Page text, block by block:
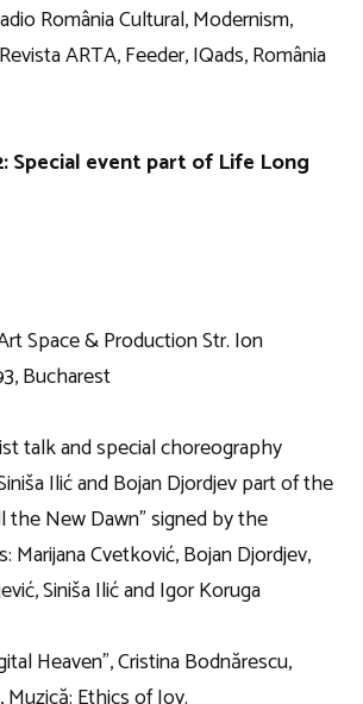
România Cultural, Modernism,
ARTA, Feeder, IQads, România
Special event part of Life Long
Space & Production Str. Ion
Bucharest
talk and special choreography
Ilić and Bojan Djordjev part of the
the New Dawn” signed by the
Marijana Cvetković, Bojan Djordjev,
Siniša Ilić and Igor Koruga
Heaven”, Cristina Bodnărescu,